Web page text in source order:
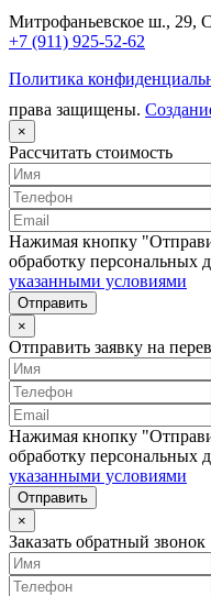
Митрофаньевское ш., 29,
+7 (911) 925-52-62
Политика
права защищены.
×
Рассчитать стоимость
Нажимая кнопку
обработку персональных
указанными условиями
Отправить
×
Отправить заявку на
Нажимая кнопку
обработку персональных
указанными условиями
Отправить
×
Заказать обратный звонок